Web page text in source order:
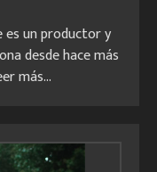
es un productor y
desde hace más
más...